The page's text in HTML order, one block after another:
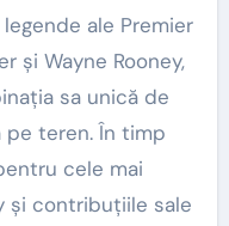
ale Premier
și Wayne Rooney,
sa unică de
teren. În timp
cele mai
și contribuțiile sale